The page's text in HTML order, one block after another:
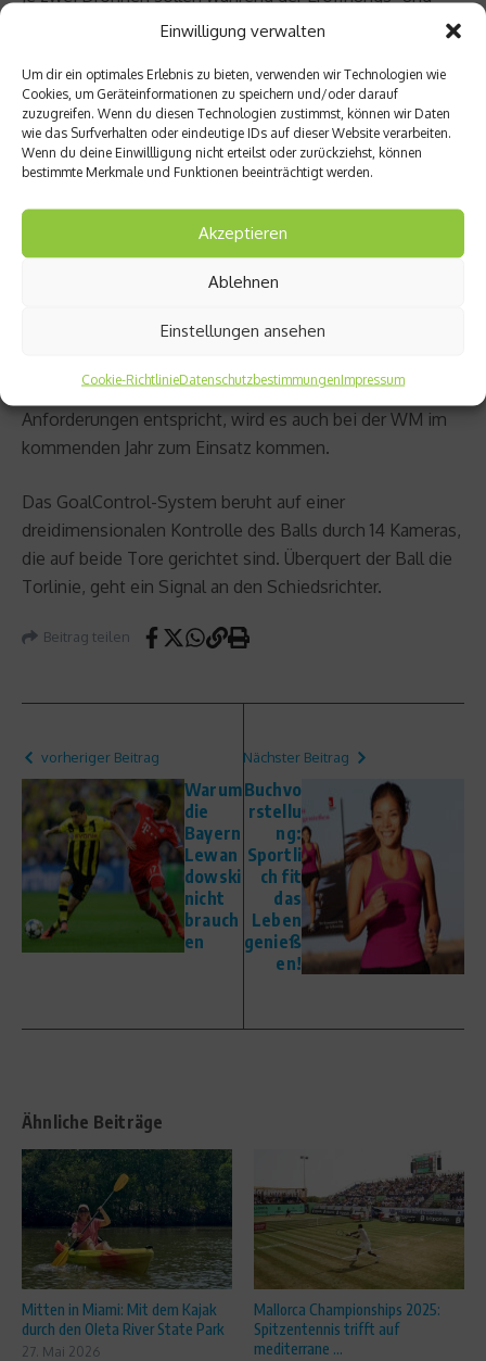
Einwilligung verwalten
Um dir ein optimales Erlebnis zu bieten, verwenden wir Technologien wie
Cookies, um Geräteinformationen zu speichern und/oder darauf
zuzugreifen. Wenn du diesen Technologien zustimmst, können wir Daten
wie das Surfverhalten oder eindeutige IDs auf dieser Website verarbeiten.
Wenn du deine Einwillligung nicht erteilst oder zurückziehst, können
bestimmte Merkmale und Funktionen beeinträchtigt werden.
Akzeptieren
Ablehnen
Einstellungen ansehen
Cookie-RichtlinieDatenschutzbestimmungenImpressum
Schlussfeier über den Stadien in Rio de Janeiro und
Flugobjekte werden mit Kameras und Radar
ausgestattet sein und so Bewegungen von Personen
und Fahrzeugen in den entsprechenden Bereichen um
das Stadium aufnehmen.
Schiedsrichter
Diskussionen wie die um das Wembley-Tor 2010 soll es
künftig nicht mehr geben. Dafür wird die
deutschen Firma GoalControl den Zuschlag für die neue
erteilt. Wenn das System in diesem Sommer den Fifa-
Anforderungen entspricht, wird es auch bei der WM im
kommenden Jahr zum Einsatz kommen.
Das GoalControl-System beruht auf einer
dreidimensionalen Kontrolle des Balls durch 14 Kameras,
die auf beide Tore gerichtet sind. Überquert der Ball die
Torlinie, geht ein Signal an den Schiedsrichter.
Beitrag teilen
vorheriger Beitrag
Warum
die
Bayern
Lewan
dowski
nicht
brauch
en
Nächster Beitrag
Buchvo
rstellu
ng:
Sportli
ch fit
das
Leben
genieß
en!
Ähnliche Beiträge
Mitten in Miami: Mit dem Kajak
durch den Oleta River State Park
27. Mai 2026
Mallorca Championships 2025:
Spitzentennis trifft auf
mediterrane ...